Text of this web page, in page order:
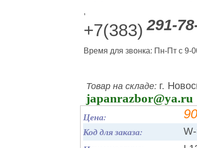
,
+7(383) 291-
Время для звонка: Пн-Пт с 9-
Товар на складе: г.
japanrazbor@ya.ru
Цена:
Код для заказа: